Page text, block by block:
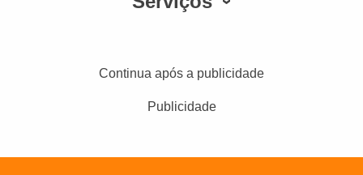
Continua após a publicidade
Publicidade